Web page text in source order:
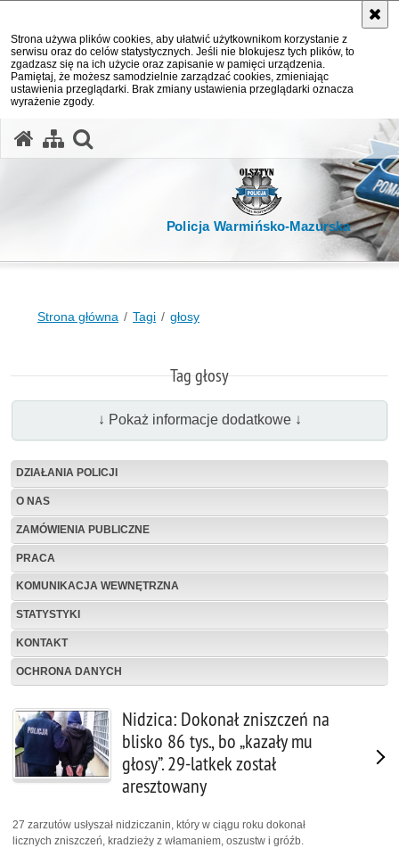
Strona używa plików cookies, aby ułatwić użytkownikom korzystanie z
serwisu oraz do celów statystycznych. Jeśli nie blokujesz tych plików, to
zgadzasz się na ich użycie oraz zapisanie w pamięci urządzenia.
Pamiętaj, że możesz samodzielnie zarządzać cookies, zmieniając
ustawienia przeglądarki. Brak zmiany ustawienia przeglądarki oznacza
wyrażenie zgody.
Policja Warmińsko-Mazurska
Strona główna Tagi głosy
Tag głosy
↓ Pokaż informacje dodatkowe ↓
DZIAŁANIA POLICJI
O NAS
ZAMÓWIENIA PUBLICZNE
PRACA
KOMUNIKACJA WEWNĘTRZNA
STATYSTYKI
KONTAKT
OCHRONA DANYCH
Nidzica: Dokonał zniszczeń na
blisko 86 tys., bo „kazały mu
głosy”. 29-latkek został
aresztowany
27 zarzutów usłyszał nidziczanin, który w ciągu roku dokonał
licznych zniszczeń, kradzieży z włamaniem, oszustw i gróźb.